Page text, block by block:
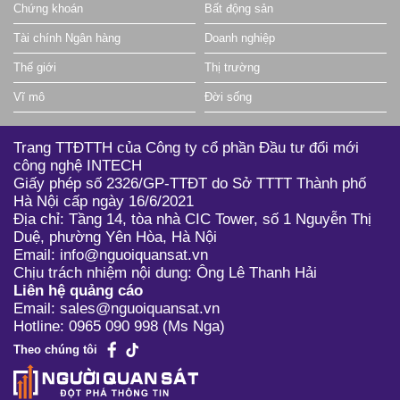
ACM 0.10 (25.00%)
ACS
ACV 41.50 2.70 (6.94%) 1,420,200
ADC 16.50 0.00 (0.00%) 0
ADG 8.10 0.00 (0.00%)
ADP 23.00 0.05 (0.22%) 5,700
ADS 8.11 0.06 (0.75%) 40,300
AFX 10.50
AG1 11.40 0.00 (0.00%)
AGF 2.00
AGG
AGM 1.90
Chứng khoán Bất động sản
Tài chính Ngân hàng Doanh nghiệp
Thế giới Thị trường
Vĩ mô Đời sống
Trang TTĐTTH của Công ty cổ phần Đầu tư đổi mới
công nghệ INTECH
Giấy phép số 2326/GP-TTĐT do Sở TTTT Thành phố
Hà Nội cấp ngày 16/6/2021
Địa chỉ: Tầng 14, tòa nhà CIC Tower, số 1 Nguyễn Thị
Duệ, phường Yên Hòa, Hà Nội
Email: info@nguoiquansat.vn
Chịu trách nhiệm nội dung: Ông Lê Thanh Hải
Liên hệ quảng cáo
Email: sales@nguoiquansat.vn
Hotline: 0965 090 998 (Ms Nga)
Theo chúng tôi